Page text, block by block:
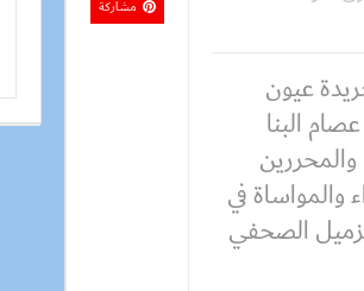
عيون
البنا
والمواساة في
الصحفي
مشاركة